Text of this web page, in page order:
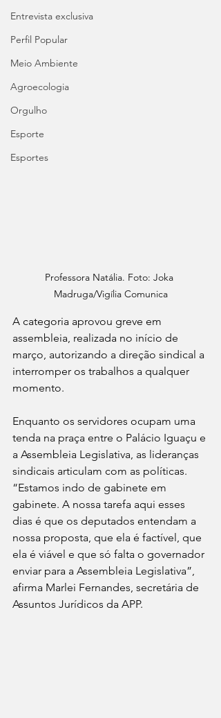
Entrevista exclusiva
Perfil Popular
Meio Ambiente
Agroecologia
Orgulho
Esporte
Esportes
Professora Natália. Foto: Joka
Madruga/Vigília Comunica
A categoria aprovou greve em
assembleia, realizada no início de
março, autorizando a direção sindical a
interromper os trabalhos a qualquer
momento.
Enquanto os servidores ocupam uma
tenda na praça entre o Palácio Iguaçu e
a Assembleia Legislativa, as lideranças
sindicais articulam com as políticas.
“Estamos indo de gabinete em
gabinete. A nossa tarefa aqui esses
dias é que os deputados entendam a
nossa proposta, que ela é factível, que
ela é viável e que só falta o governador
enviar para a Assembleia Legislativa”,
afirma Marlei Fernandes, secretária de
Assuntos Jurídicos da APP.